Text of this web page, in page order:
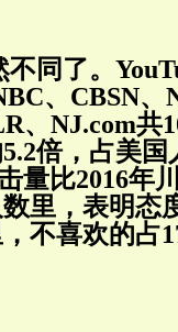
同了。
、CBSN、
、NJ.com共
倍，占美
量比2016年
里，表明态
不喜欢的占